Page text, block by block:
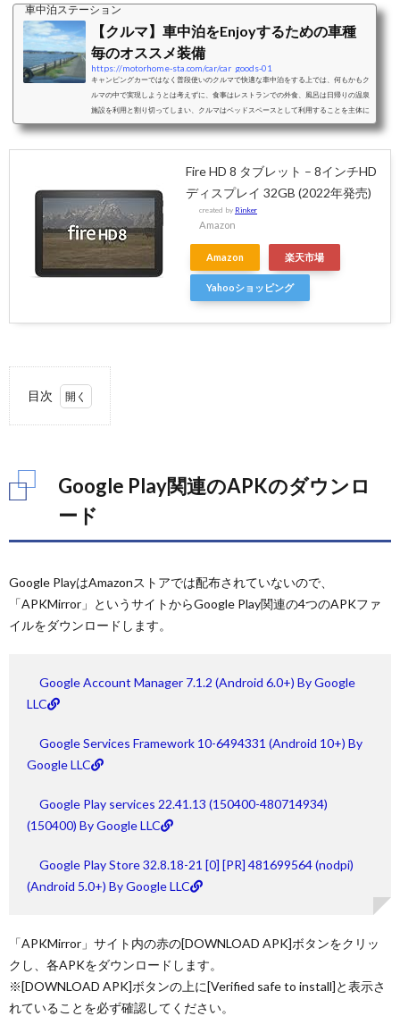
車中泊ステーション
【クルマ】車中泊をEnjoyするための車種
毎のオススメ装備
https://motorhome-sta.com/car/car_goods-01
キャンピングカーではなく普段使いのクルマで快適な車中泊をする上では、何もかもク
ルマの中で実現しようとは考えずに、食事はレストランでの外食、風呂は日帰りの温泉
施設を利用と割り切ってしまい、クルマはベッドスペースとして利用することを主体に
考えることをおすすめします。ベッドスペースとして利用することを考えた際の車中泊
り大人二人＋小さな子供一人程度...Fire HD 8 タブレット – 8インチHD
ディスプレイ 32GB (2022年発売)
created by Rinker
Amazon
Amazon 楽天市場
Yahooショッピング
目次
1.
APKの
Play関
連の
APKの
インス
2.1.
Fire
SDカ
ードを
2.2.
インス
トール
を許可
APKを
順次イ
ンスト
ールす
る
Google Play関連のAPKのダウンロ
ード
Google PlayはAmazonストアでは配布されていないので、
「APKMirror」というサイトからGoogle Play関連の4つのAPKファ
イルをダウンロードします。
Google Account Manager 7.1.2 (Android 6.0+) By Google
LLC
Google Services Framework 10-6494331 (Android 10+) By
Google LLC
Google Play services 22.41.13 (150400-480714934)
(150400) By Google LLC
Google Play Store 32.8.18-21 [0] [PR] 481699564 (nodpi)
(Android 5.0+) By Google LLC
「APKMirror」サイト内の赤の[DOWNLOAD APK]ボタンをクリッ
クし、各APKをダウンロードします。
※[DOWNLOAD APK]ボタンの上に[Verified safe to install]と表示さ
れていることを必ず確認してください。